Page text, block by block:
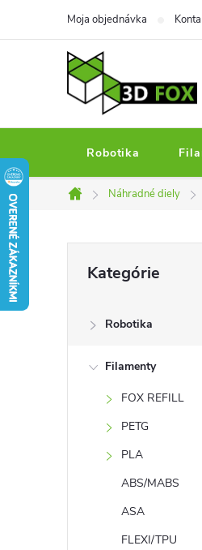
Moja objednávka
Robotika
Domov
Náhradné diely
kategórie
Kategórie
Robotika
Filamenty
FOX REFILL
PETG
PLA
ABS/MABS
ASA
FLEXI/TPU